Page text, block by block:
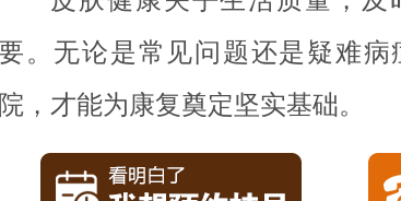
。无论是常见问题还是疑难
院，才能为康复奠定坚实基础。